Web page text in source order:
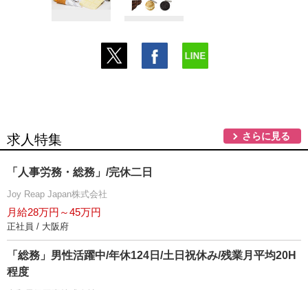
求人特集 さらに見る
「人事労務・総務」/完休二日
Joy Reap Japan株式会社
月給28万円～45万円
正社員 / 大阪府
「総務」男性活躍中/年休124日/土日祝休み/残業月平均20H
程度